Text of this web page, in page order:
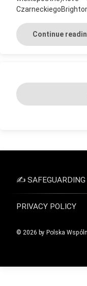
Continue
Posts
navigation
✍ SAFEGUARDING
PRIVACY POLICY
© 2026 by Polska